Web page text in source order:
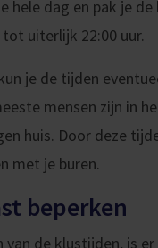
hele dag en pak je
uiterlijk 22:00 uur.
je de tijden
mensen zijn in
huis. Door deze
met je buren.
beperken
van de klustijden, is